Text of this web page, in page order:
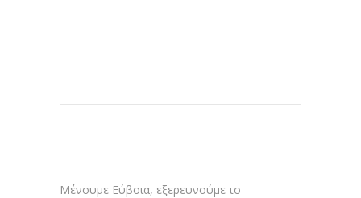
Μένουμε Εύβοια, εξερευνούμε το